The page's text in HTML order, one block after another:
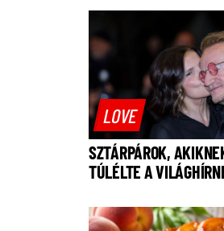
LOVE
SZTÁRPÁROK,
TÚLÉLTE A